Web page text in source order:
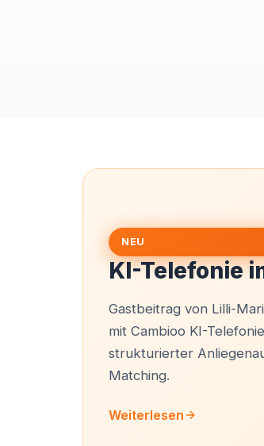
NEU
KI-Telefonie
Gastbeitrag von Lilli-
mit Cambioo KI-
strukturierter
Matching.
Weiterlesen